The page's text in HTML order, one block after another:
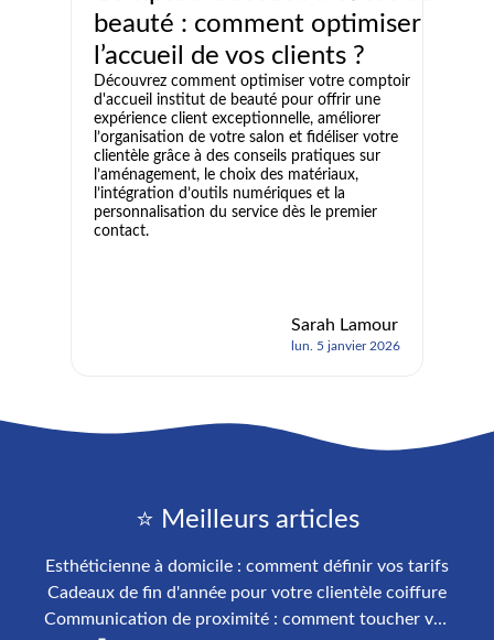
beauté : comment optimiser
l’accueil de vos clients ?
Découvrez comment optimiser votre comptoir
d'accueil institut de beauté pour offrir une
expérience client exceptionnelle, améliorer
l’organisation de votre salon et fidéliser votre
clientèle grâce à des conseils pratiques sur
l’aménagement, le choix des matériaux,
l’intégration d’outils numériques et la
personnalisation du service dès le premier
contact.
Sarah Lamour
lun. 5 janvier 2026
⭐ Meilleurs articles
Esthéticienne à domicile : comment définir vos tarifs
Cadeaux de fin d'année pour votre clientèle coiffure
Communication de proximité : comment toucher votre clientèle locale